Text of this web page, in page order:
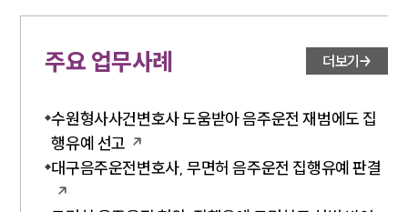
주요 업무사례 더보기
수원형사사건변호사 도움받아 음주운전 재범에도 집
행유예 선고
대구음주운전변호사, 무면허 음주운전 집행유예 판결